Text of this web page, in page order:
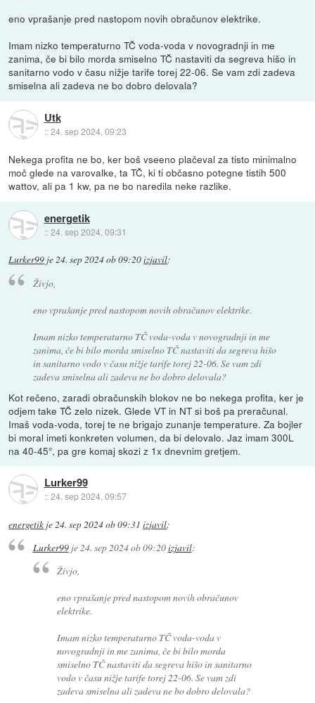
eno vprašanje pred nastopom novih obračunov elektrike.
Imam nizko temperaturno TČ voda-voda v novogradnji in me
zanima, če bi bilo morda smiselno TČ nastaviti da segreva hišo in
sanitarno vodo v času nižje tarife torej 22-06. Se vam zdi zadeva
smiselna ali zadeva ne bo dobro delovala?
Utk
::24. sep 2024, 09:23
Nekega profita ne bo, ker boš vseeno plačeval za tisto minimalno
moč glede na varovalke, ta TČ, ki ti občasno potegne tistih 500
wattov, ali pa 1 kw, pa ne bo naredila neke razlike.
energetik
::24. sep 2024, 09:31
Lurker99 je24. sep 2024 ob 09:20izjavil:
Živjo,
eno vprašanje pred nastopom novih obračunov elektrike.
Imam nizko temperaturno TČ voda-voda v novogradnji in me
zanima, če bi bilo morda smiselno TČ nastaviti da segreva hišo
in sanitarno vodo v času nižje tarife torej 22-06. Se vam zdi
zadeva smiselna ali zadeva ne bo dobro delovala?
Kot rečeno, zaradi obračunskih blokov ne bo nekega profita, ker je
odjem take TČ zelo nizek. Glede VT in NT si boš pa preračunal.
Imaš voda-voda, torej te ne brigajo zunanje temperature. Za bojler
bi moral imeti konkreten volumen, da bi delovalo. Jaz imam 300L
na 40-45°, pa gre komaj skozi z 1x dnevnim gretjem.
Lurker99
::24. sep 2024, 09:57
energetik je24. sep 2024 ob 09:31 izjavil:
Lurker99je24. sep 2024 ob 09:20izjavil:
Živjo,
eno vprašanje pred nastopom novih obračunov
elektrike.
Imam nizko temperaturno TČ voda-voda v
novogradnji in me zanima, če bi bilo morda
smiselno TČ nastaviti da segreva hišo in sanitarno
vodo v času nižje tarife torej 22-06. Se vam zdi
zadeva smiselna ali zadeva ne bo dobro delovala?